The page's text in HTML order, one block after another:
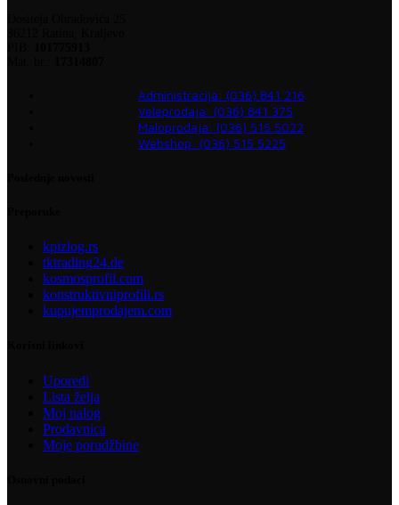
Administracija: (036) 841 216
Veleprodaja: (036) 841 375
Maloprodaja: (036) 515 5022
Webshop: (036) 515 5225
kpizlog.rs
tktrading24.de
kosmosprofil.com
konstruktivniprofili.rs
kupujemprodajem.com
Uporedi
Lista želja
Moj nalog
Prodavnica
Moje porudžbine